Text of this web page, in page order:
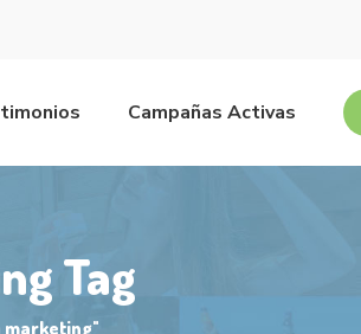
Campañas Activas
Tag
marketing"